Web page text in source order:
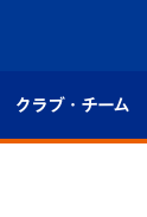
クラブ・チーム